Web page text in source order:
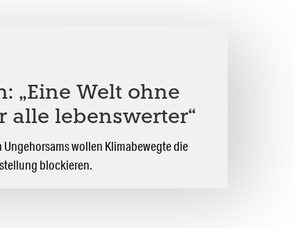
„Eine Welt ohne
alle lebenswerter“
wollen Klimabewegte die
blockieren.